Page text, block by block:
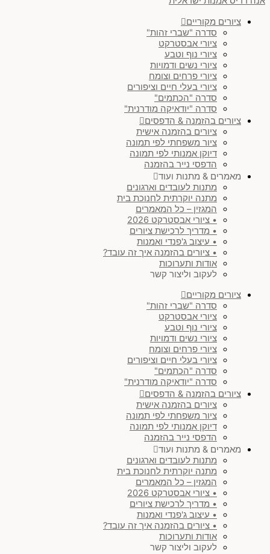
ציורים מקוריים
סדרה "שברי זהות"
ציורי אבסטרקט
ציורי נוף וטבע
ציורי נשים ודמויות
ציורי פרחים וצומח
ציורי בעלי חיים וציפורים
סדרה "הכתמים"
סדרה "יודאיקה מודרנית"
ציורים בהזמנה & הדפסים
ציורים בהזמנה אישית
ציור משפחתי לפי תמונה
דיוקן אמנותי לפי תמונה
הדפסי נייר בהזמנה
מאמרים & מתנות ועוד
מתנות לעובדים וארגונים
מתנה יוקרתית לחנוכת בית
המגזין – כל המאמרים
• ציורי אבסטרקט 2026
• מדריך לרכישת ציורים
• עיצוב ג'פנדי ואמנות
• ציורים בהזמנה איך זה עובד?
אודות ותערוכות
לעקוב וליצור קשר
ציורים מקוריים
סדרה "שברי זהות"
ציורי אבסטרקט
ציורי נוף וטבע
ציורי נשים ודמויות
ציורי פרחים וצומח
ציורי בעלי חיים וציפורים
סדרה "הכתמים"
סדרה "יודאיקה מודרנית"
ציורים בהזמנה & הדפסים
ציורים בהזמנה אישית
ציור משפחתי לפי תמונה
דיוקן אמנותי לפי תמונה
הדפסי נייר בהזמנה
מאמרים & מתנות ועוד
מתנות לעובדים וארגונים
מתנה יוקרתית לחנוכת בית
המגזין – כל המאמרים
• ציורי אבסטרקט 2026
• מדריך לרכישת ציורים
• עיצוב ג'פנדי ואמנות
• ציורים בהזמנה איך זה עובד?
אודות ותערוכות
לעקוב וליצור קשר